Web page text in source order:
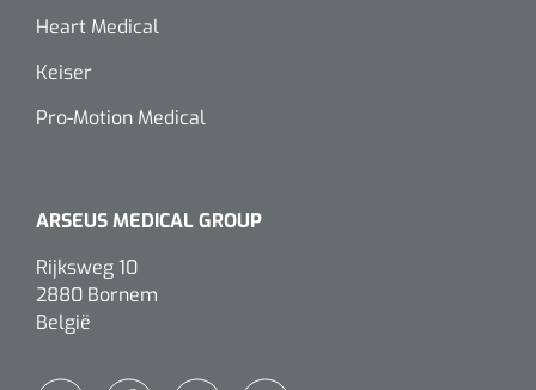
Heart Medical
Keiser
Pro-Motion Medical
ARSEUS MEDICAL GROUP
Rijksweg 10
2880 Bornem
België